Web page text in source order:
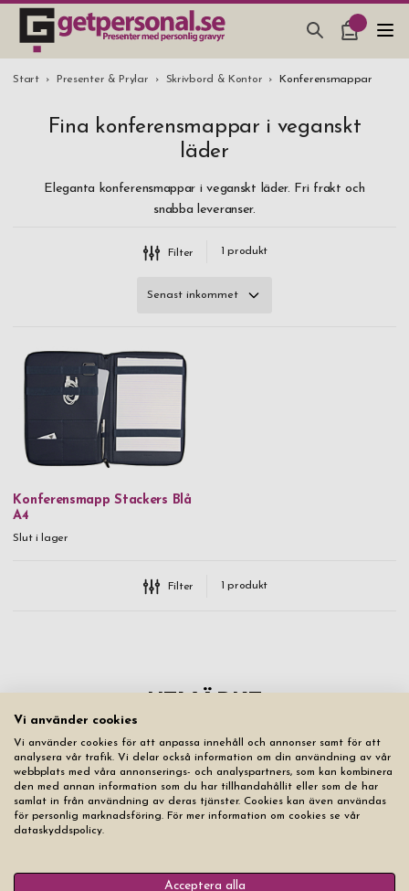
PRESENTER & PRYLAR
SMYCKEN & ACCESSOARER
PRESENTTIPS
BRÖLLOPSPRESENT 2026
STUDENTPRESENT 2026
Start Presenter & Prylar Skrivbord & Kontor Konferensmappar
Fina konferensmappar i veganskt
läder
Eleganta konferensmappar i veganskt läder. Fri frakt och
snabba leveranser.
Filter produkt
Filter
Stackers
Konferensmapp Stackers Blå
A4
Slut i lager
Filter 1 produkt
Vi använder cookies
Vi använder cookies för att anpassa innehåll och annonser samt för att
analysera vår trafik. Vi delar också information om din användning av vår
webbplats med våra annonserings- och analyspartners, som kan kombinera
den med annan information som du har tillhandahållit eller som de har
samlat in från användning av deras tjänster. Cookies kan även användas
för personlig marknadsföring. För mer information om cookies se vår
dataskyddspolicy.
Acceptera alla